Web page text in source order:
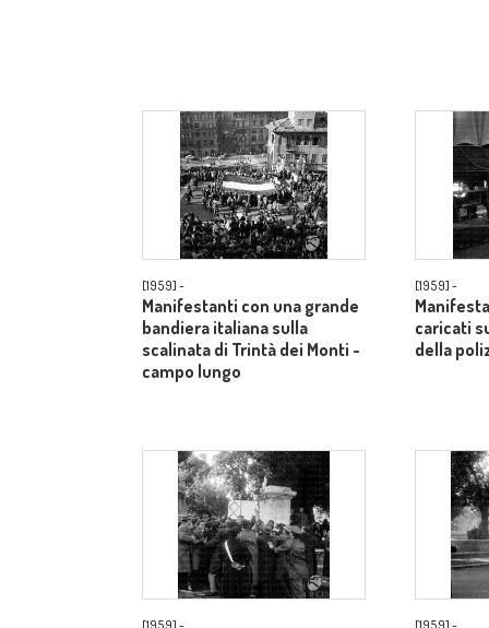
[1959] -
Manifestanti con una grande
bandiera italiana sulla
scalinata di Trintà dei Monti -
campo lungo
[1959] -
caricati
della